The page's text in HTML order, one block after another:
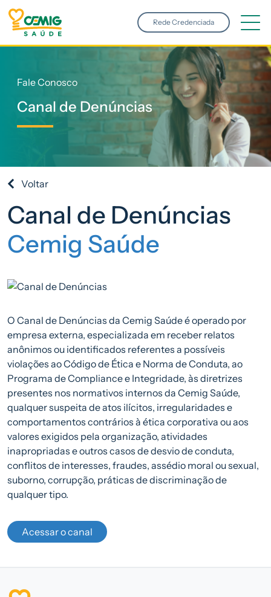
Pular para o conteúdo principal
Rede Credenciada
Fale Conosco
Canal de Denúncias
Voltar
Canal de Denúncias
Cemig Saúde
O Canal de Denúncias da Cemig Saúde é operado por
empresa externa, especializada em receber relatos
anônimos ou identificados referentes a possíveis
violações ao Código de Ética e Norma de Conduta, ao
Programa de Compliance e Integridade, às diretrizes
presentes nos normativos internos da Cemig Saúde,
qualquer suspeita de atos ilícitos, irregularidades e
comportamentos contrários à ética corporativa ou aos
valores exigidos pela organização, atividades
inapropriadas e outros casos de desvio de conduta,
conflitos de interesses, fraudes, assédio moral ou sexual,
suborno, corrupção, práticas de discriminação de
qualquer tipo.
Acessar o canal